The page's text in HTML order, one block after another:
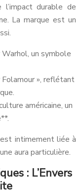
durable de
La marque est un
un symbole
», reflétant
américaine, un
est intimement liée à
aura particulière.
: L’Envers